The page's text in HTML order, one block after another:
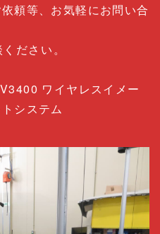
頼等、お気軽にお問い合
ださい。
ワイヤレスイメー
システム